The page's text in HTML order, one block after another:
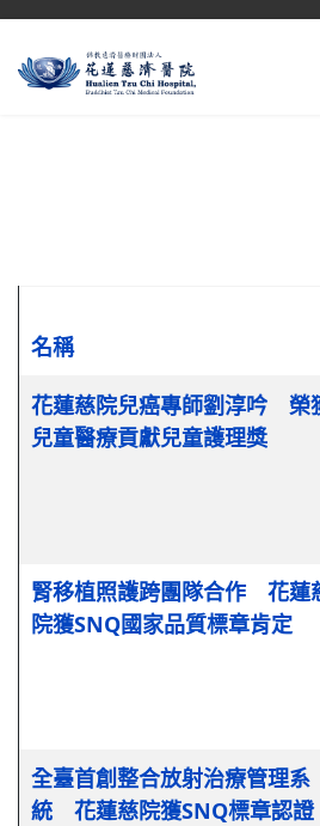
文章列表
名稱
花蓮慈院兒癌專師劉淳吟 榮
兒童醫療貢獻兒童護理獎
腎移植照護跨團隊合作 花蓮
院獲SNQ國家品質標章肯定
全臺首創整合放射治療管理系
統 花蓮慈院獲SNQ標章認證